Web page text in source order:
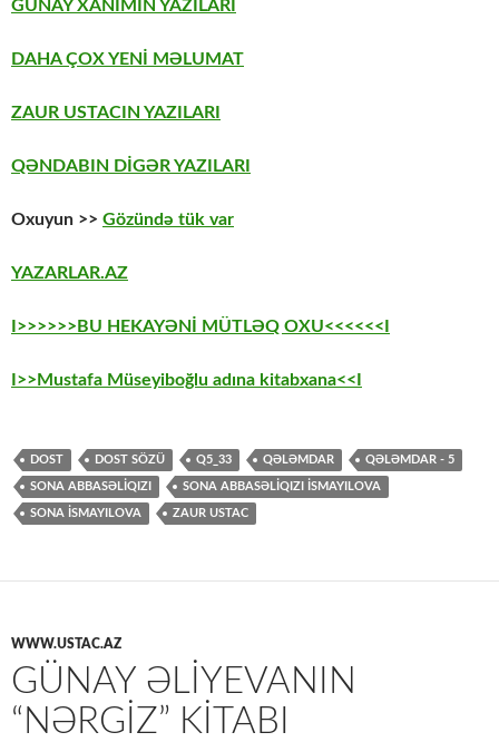
GÜNAY XANIMIN YAZILARI
DAHA ÇOX YENİ MƏLUMAT
ZAUR USTACIN YAZILARI
QƏNDABIN DİGƏR YAZILARI
Oxuyun >> Gözündə tük var
YAZARLAR.AZ
I>>>>>>BU HEKAYƏNİ MÜTLƏQ OXU<<<<<<I
I>>Mustafa Müseyiboğlu adına kitabxana<<I
DOST DOST SÖZÜ Q5_33 QƏLƏMDAR QƏLƏMDAR - 5
SONA ABBASƏLİQIZI SONA ABBASƏLIQIZI İSMAYILOVA
SONA İSMAYILOVA ZAUR USTAC
WWW.USTAC.AZ
GÜNAY ƏLIYEVANIN
“NƏRGIZ” KITABI